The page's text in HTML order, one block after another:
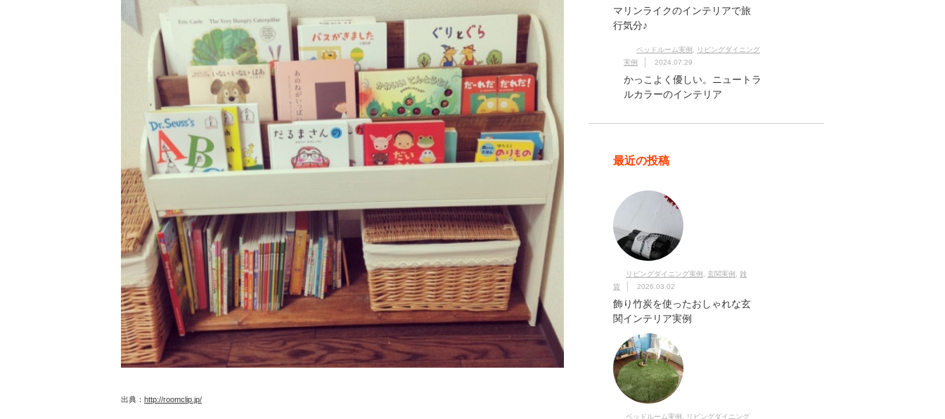
出典： http://roomclip.jp/
マリンライクのインテリアで旅
行気分♪
ベッドルーム実例
リビングダイニング
実例
2024.07.29
かっこよく優しい。ニュートラ
ルカラーのインテリア
最近の投稿
リビングダイニング実例 玄関実例
雑
貨
2026.03.02
飾り竹炭を使ったおしゃれな玄
関インテリア実例
ベッドルーム実例
リビングダイニング